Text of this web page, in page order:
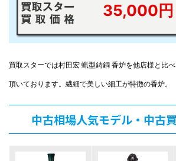
35,000円
買取スターでは村田宏 蝋型鋳銅 香炉を他店様と比
頂いております。繊細で美しい細工が特徴の香炉。
中古相場人気モデル・中古